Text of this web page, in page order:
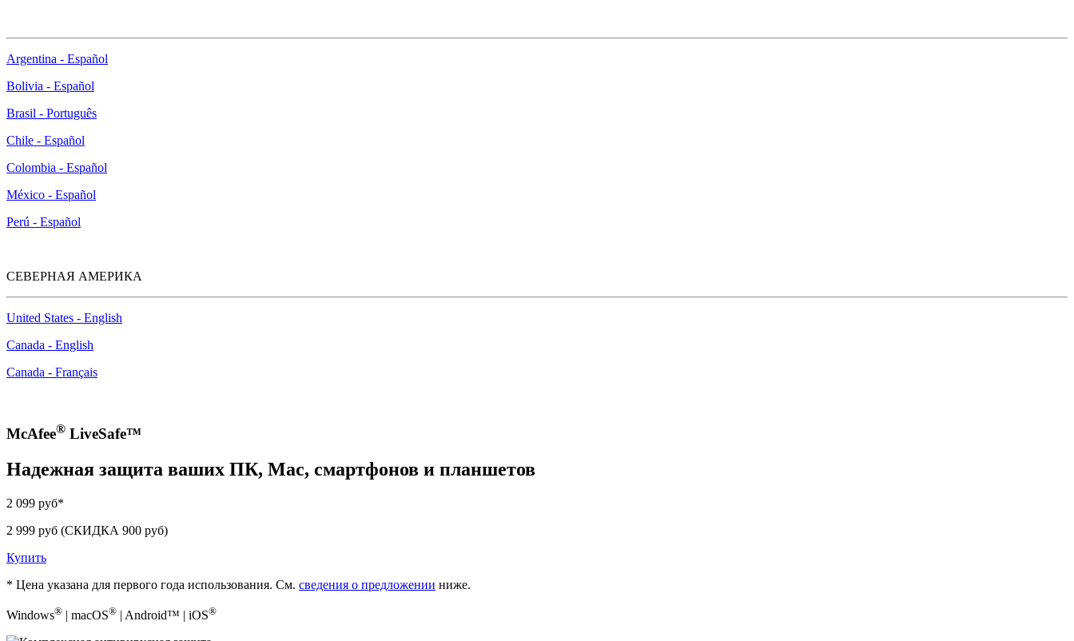
Argentina - Español
Bolivia - Español
Brasil - Português
Chile - Español
Colombia - Español
México - Español
Perú - Español
СЕВЕРНАЯ АМЕРИКА
United States - English
Canada - English
Canada - Français
McAfee® LiveSafe™
Надежная защита ваших ПК, Mac, смартфонов и планшетов
2 099 руб*
2 999 руб (СКИДКА 900 руб)
Купить
* Цена указана для первого года использования. См. сведения о предложении ниже.
Windows® | macOS® | Android™ | iOS®